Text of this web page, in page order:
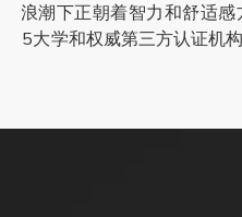
浪潮下正朝着智力和舒适感
大学和权威第三方认证机构